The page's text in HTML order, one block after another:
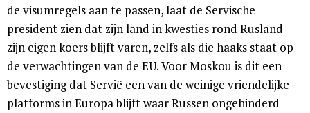
de visumregels aan te passen, laat de Servische
president zien dat zijn land in kwesties rond Rusland
zijn eigen koers blijft varen, zelfs als die haaks staat op
de verwachtingen van de EU. Voor Moskou is dit een
bevestiging dat Servië een van de weinige vriendelijke
platforms in Europa blijft waar Russen ongehinderd